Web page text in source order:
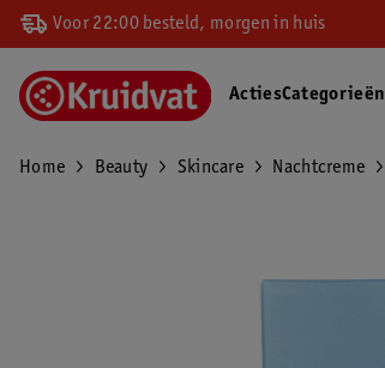
Voor 22:00 besteld, morgen in huis
ActiesCategorieën
Home Beauty Skincare Nachtcreme